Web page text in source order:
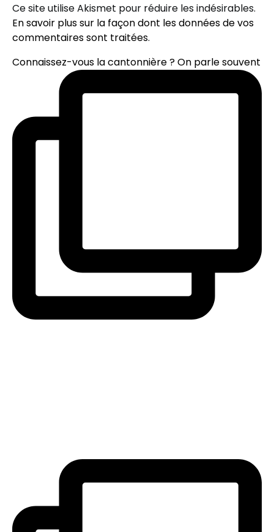
Ce site utilise Akismet pour réduire les indésirables.
En savoir plus sur la façon dont les données de vos
commentaires sont traitées.
Connaissez-vous la cantonnière ? On parle souvent